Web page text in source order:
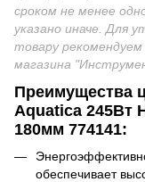
сроком не менее
указано иначе. Для
товару
магазина
Преимущества
Aquatica 245Вт
180мм 774141:
обеспечивает